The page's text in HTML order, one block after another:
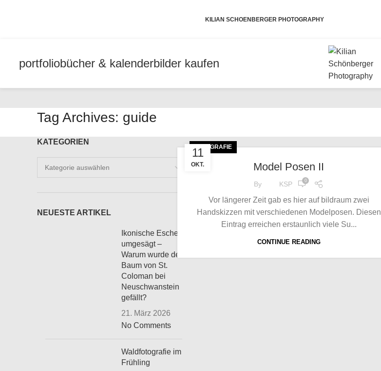
KILIAN SCHOENBERGER PHOTOGRAPHY
portfoliobücher & kalenderbilder kaufen
Tag Archives: guide
11
OKT.
FOTOGRAFIE
Model Posen II
By KSP 0
Vor längerer Zeit gab es hier auf bildraum zwei
Handskizzen mit verschiedenen Modelposen. Diesen
Eintrag erreichen erstaunlich viele Su...
CONTINUE READING
KATEGORIEN
Kategorien
NEUESTE ARTIKEL
Ikonische Esche
umgesägt –
Warum wurde der
Baum von St.
Coloman bei
Neuschwanstein
gefällt?
21. März 2026
No Comments
Waldfotografie im
Frühling